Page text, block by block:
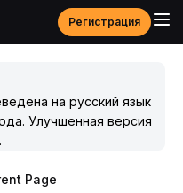
Регистрация
на русский язык
Улучшенная версия
Page